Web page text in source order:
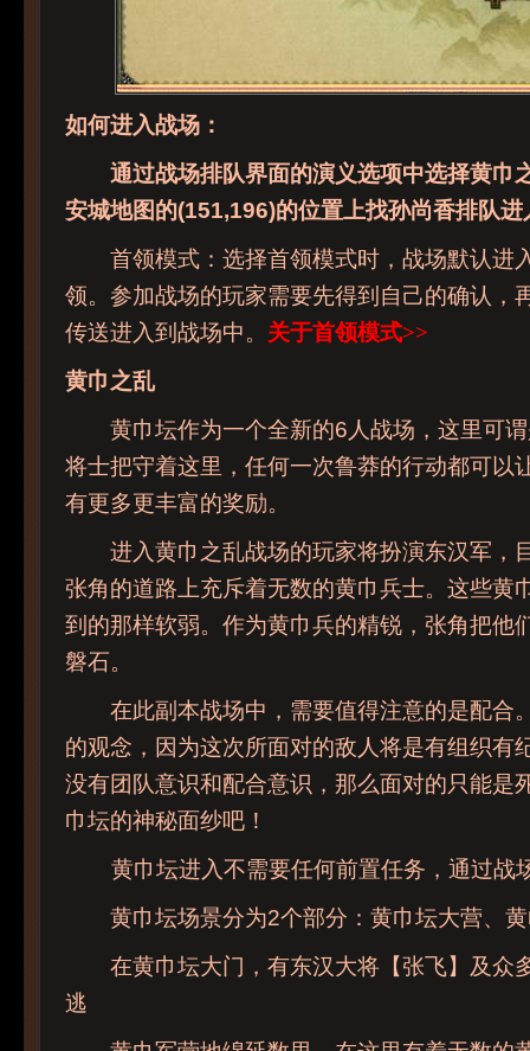
如何进入战场：
通过战场排队界面的演义选项中选择黄巾
安城地图的(151,196)的位置上找孙尚香排队进
首领模式：选择首领模式时，战场默认进
领。参加战场的玩家需要先得到自己的确认，
传送进入到战场中。 关于首领模式>>
黄巾之乱
黄巾坛作为一个全新的6人战场，这里可谓
将士把守着这里，任何一次鲁莽的行动都可以
有更多更丰富的奖励。
进入黄巾之乱战场的玩家将扮演东汉军，
张角的道路上充斥着无数的黄巾兵士。这些黄
到的那样软弱。作为黄巾兵的精锐，张角把他
磐石。
在此副本战场中，需要值得注意的是配合
的观念，因为这次所面对的敌人将是有组织有
没有团队意识和配合意识，那么面对的只能是
巾坛的神秘面纱吧！
黄巾坛进入不需要任何前置任务，通过战
黄巾坛场景分为2个部分：黄巾坛大营、黄
在黄巾坛大门，有东汉大将【张飞】及众
逃